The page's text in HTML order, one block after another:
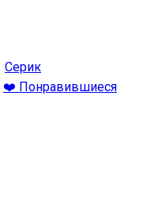
Серик
❤️ Понравившиеся